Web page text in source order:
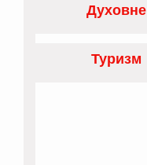
Духовне
Туризм